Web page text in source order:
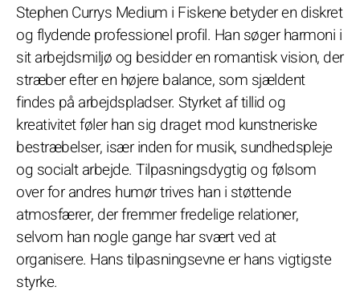
Stephen Currys Medium i Fiskene betyder en diskret
og flydende professionel profil. Han søger harmoni i
sit arbejdsmiljø og besidder en romantisk vision, der
stræber efter en højere balance, som sjældent
findes på arbejdspladser. Styrket af tillid og
kreativitet føler han sig draget mod kunstneriske
bestræbelser, især inden for musik, sundhedspleje
og socialt arbejde. Tilpasningsdygtig og følsom
over for andres humør trives han i støttende
atmosfærer, der fremmer fredelige relationer,
selvom han nogle gange har svært ved at
organisere. Hans tilpasningsevne er hans vigtigste
styrke.